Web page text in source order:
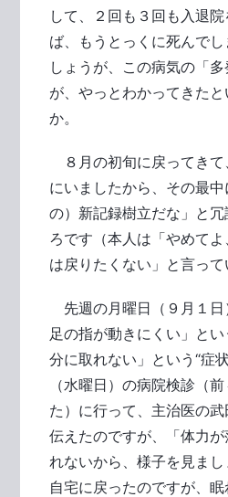
して、２回も３回も入退
ば、もうとっくに死んで
しょうが、この病気の「
が、やっとわかってきた
か。
８月の初旬に戻ってきて
にいましたから、その最
の）新記録樹立だな」と
ろです（本人は「やめて
は戻りたくない」と言って
先週の月曜日（９月１
足の指が動きにくい」と
分に取れない」という“症
（水曜日）の病院検診（
た）に行って、主治医の
伝えたのですが、「体力
れないから、様子を見まし
自宅に戻ったのですが、